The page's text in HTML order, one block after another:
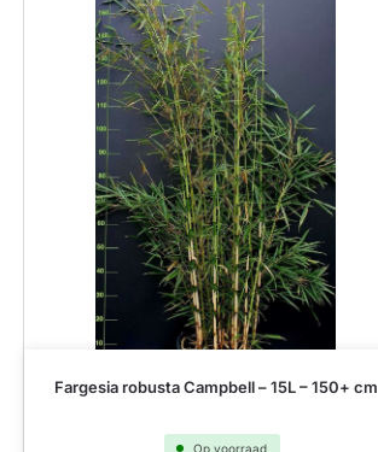
Fargesia robusta Campbell – 15L – 150+ cm
Op voorraad